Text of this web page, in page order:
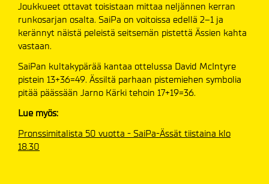
Joukkueet ottavat toisistaan mittaa neljännen kerran
runkosarjan osalta. SaiPa on voitoissa edellä 2–1 ja
kerännyt näistä peleistä seitsemän pistettä Ässien kahta
vastaan.
SaiPan kultakypärää kantaa ottelussa David McIntyre
pistein 13+36=49. Ässiltä parhaan pistemiehen symbolia
pitää päässään Jarno Kärki tehoin 17+19=36.
Lue myös:
Pronssimitalista 50 vuotta - SaiPa-Ässät tiistaina klo
18.30